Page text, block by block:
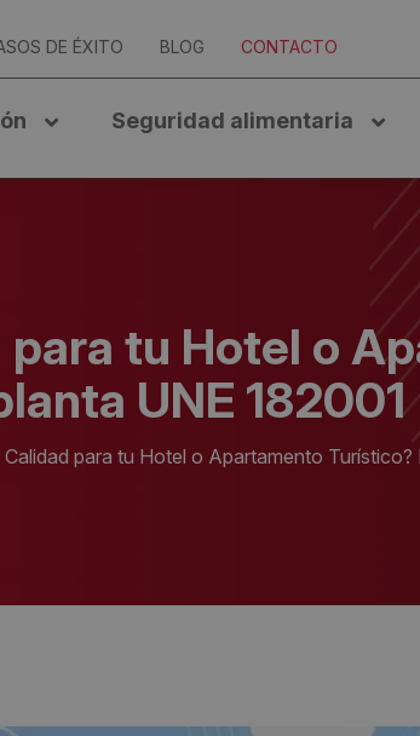
DE ÉXITO BLOG CONTACTO
Seguridad alimentaria
para tu Hotel o
UNE 182001
Calidad para tu Hotel o Apartamento Turístico?